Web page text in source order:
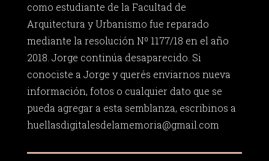
como estudiante de la Facultad de
Arquitectura y Urbanismo fue reparado
mediante la resolución Nº 1177/18 en el año
2018. Jorge continúa desaparecido. Si
conociste a Jorge y querés enviarnos nueva
información, fotos o cualquier dato que se
pueda agregar a esta semblanza, escribinos a
huellasdigitalesdelamemoria@gmail.com